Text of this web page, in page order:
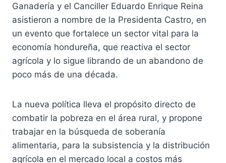
Ganadería y el Canciller Eduardo Enrique Reina
asistieron a nombre de la Presidenta Castro, en
un evento que fortalece un sector vital para la
economía hondureña, que reactiva el sector
agrícola y lo sigue librando de un abandono de
poco más de una década.
La nueva política lleva el propósito directo de
combatir la pobreza en el área rural, y propone
trabajar en la búsqueda de soberanía
alimentaria, para la subsistencia y la distribución
agrícola en el mercado local a costos más